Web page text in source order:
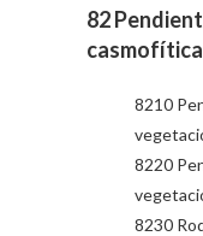
82
8210
8220
8230